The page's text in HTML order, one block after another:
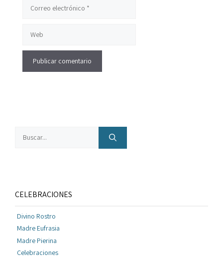
CELEBRACIONES
Divino Rostro
Madre Eufrasia
Madre Pierina
Celebraciones